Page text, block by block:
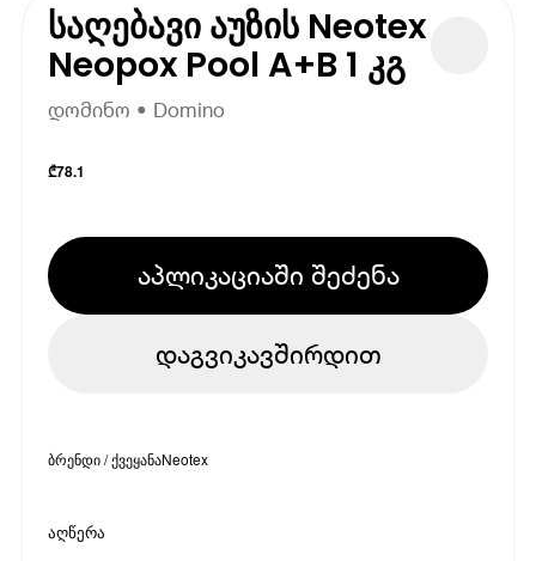
საღებავი აუზის Neotex
Neopox Pool A+B 1 კგ
დომინო • Domino
₾78.1
აპლიკაციაში შეძენა
დაგვიკავშირდით
ბრენდი / ქვეყანაNeotex
აღწერა